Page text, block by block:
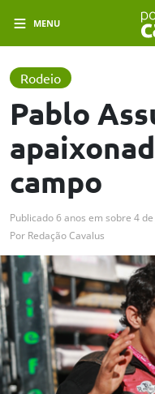
MENU
Rodeio
Pablo
campo
Publicado6 anos em sobre 4
Por Redação Cavalus